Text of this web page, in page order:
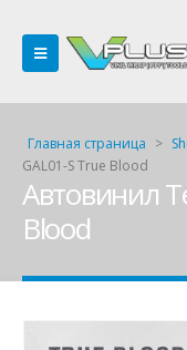
Главная страница >
GAL01-S True Blood
Автовинил
Blood